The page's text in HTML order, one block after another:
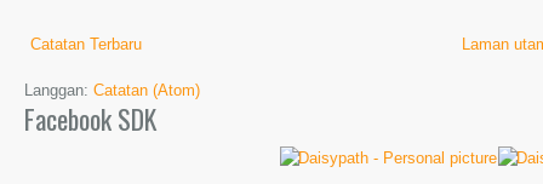
Catatan Terbaru Laman
Langgan: Catatan (Atom)
Facebook SDK